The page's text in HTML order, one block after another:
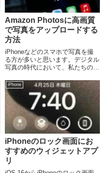
Amazon Photosに高画質
で写真をアップロードする
方法
iPhoneなどのスマホで写真を撮
る方が多いと思います。デジタル
写真の時代において、私たちの思
は非常に重要です。Amazon
Photosは、多くの人々に利用さ
れている写真保存サービスです
が、アップロード方法に...
iPhone
iPhoneのロック画面にお
すすめのウィジェットアプ
リ